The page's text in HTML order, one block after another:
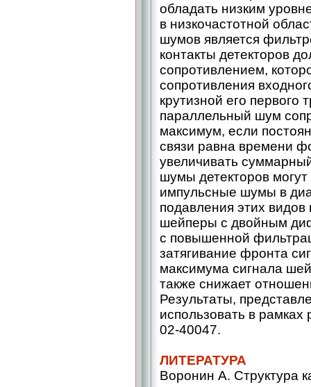
обладать низким
в низкочастотной
шумов является
контакты детекторов
сопротивлением,
сопротивления
крутизной его первого
параллельный шум
максимум, если
связи равна времени
увеличивать
шумы детекторов
импульсные шумы в
подавления этих
шейперы с двой­ным
с повышенной
затягивание фронта
максимума сигнала
также снижает
Результаты,
использовать в
02-40047.
ЛИТЕРАТУРА
Воронин А. Структура